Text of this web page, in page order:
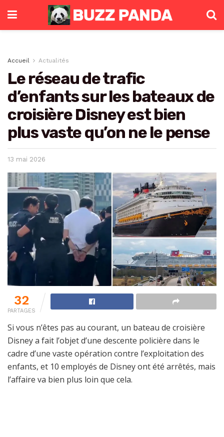
Accueil Actualités
Le réseau de trafic
d’enfants sur les bateaux de
croisière Disney est bien
plus vaste qu’on ne le pense
13 mai 2026
32
PARTAGES
Si vous n’êtes pas au courant, un bateau de croisière
Disney a fait l’objet d’une descente policière dans le
cadre d’une vaste opération contre l’exploitation des
enfants, et 10 employés de Disney ont été arrêtés, mais
l’affaire va bien plus loin que cela.